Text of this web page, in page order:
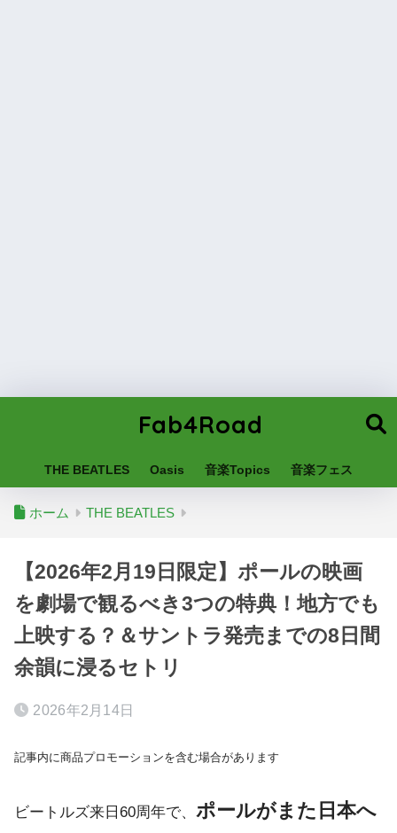
Fab4Road
THE BEATLES Oasis 音楽Topics 音楽フェス
ホーム THE BEATLES
【2026年2月19日限定】ポールの映画
を劇場で観るべき3つの特典！地方でも
上映する？＆サントラ発売までの8日間
余韻に浸るセトリ
2026年2月14日
記事内に商品プロモーションを含む場合があります
ビートルズ来日60周年で、 ポールがまた日本へ